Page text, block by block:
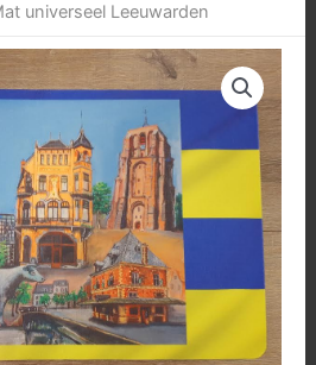
universeel Leeuwarden